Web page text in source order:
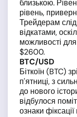
близькою.
рівень,
Трейдерам
відкатами,
можливості
$2600.
BTC/USD
Біткоїн (BTC)
п'ятниці, з
до нового
відбулося
ознаки